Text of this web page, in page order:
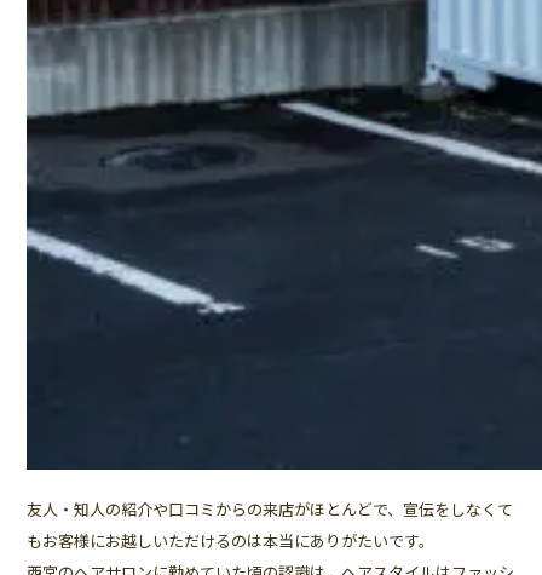
友人・知人の紹介や口コミからの来店がほとんどで、宣伝をしなくて
もお客様にお越しいただけるのは本当にありがたいです。